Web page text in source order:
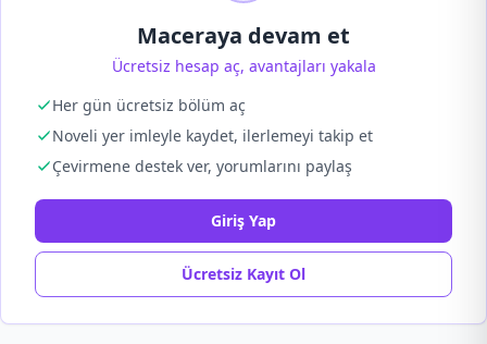
Maceraya devam et
Ücretsiz hesap aç, avantajları yakala
Her gün ücretsiz bölüm aç
Noveli yer imleyle kaydet, ilerlemeyi takip et
Çevirmene destek ver, yorumlarını paylaş
Giriş Yap
Ücretsiz Kayıt Ol